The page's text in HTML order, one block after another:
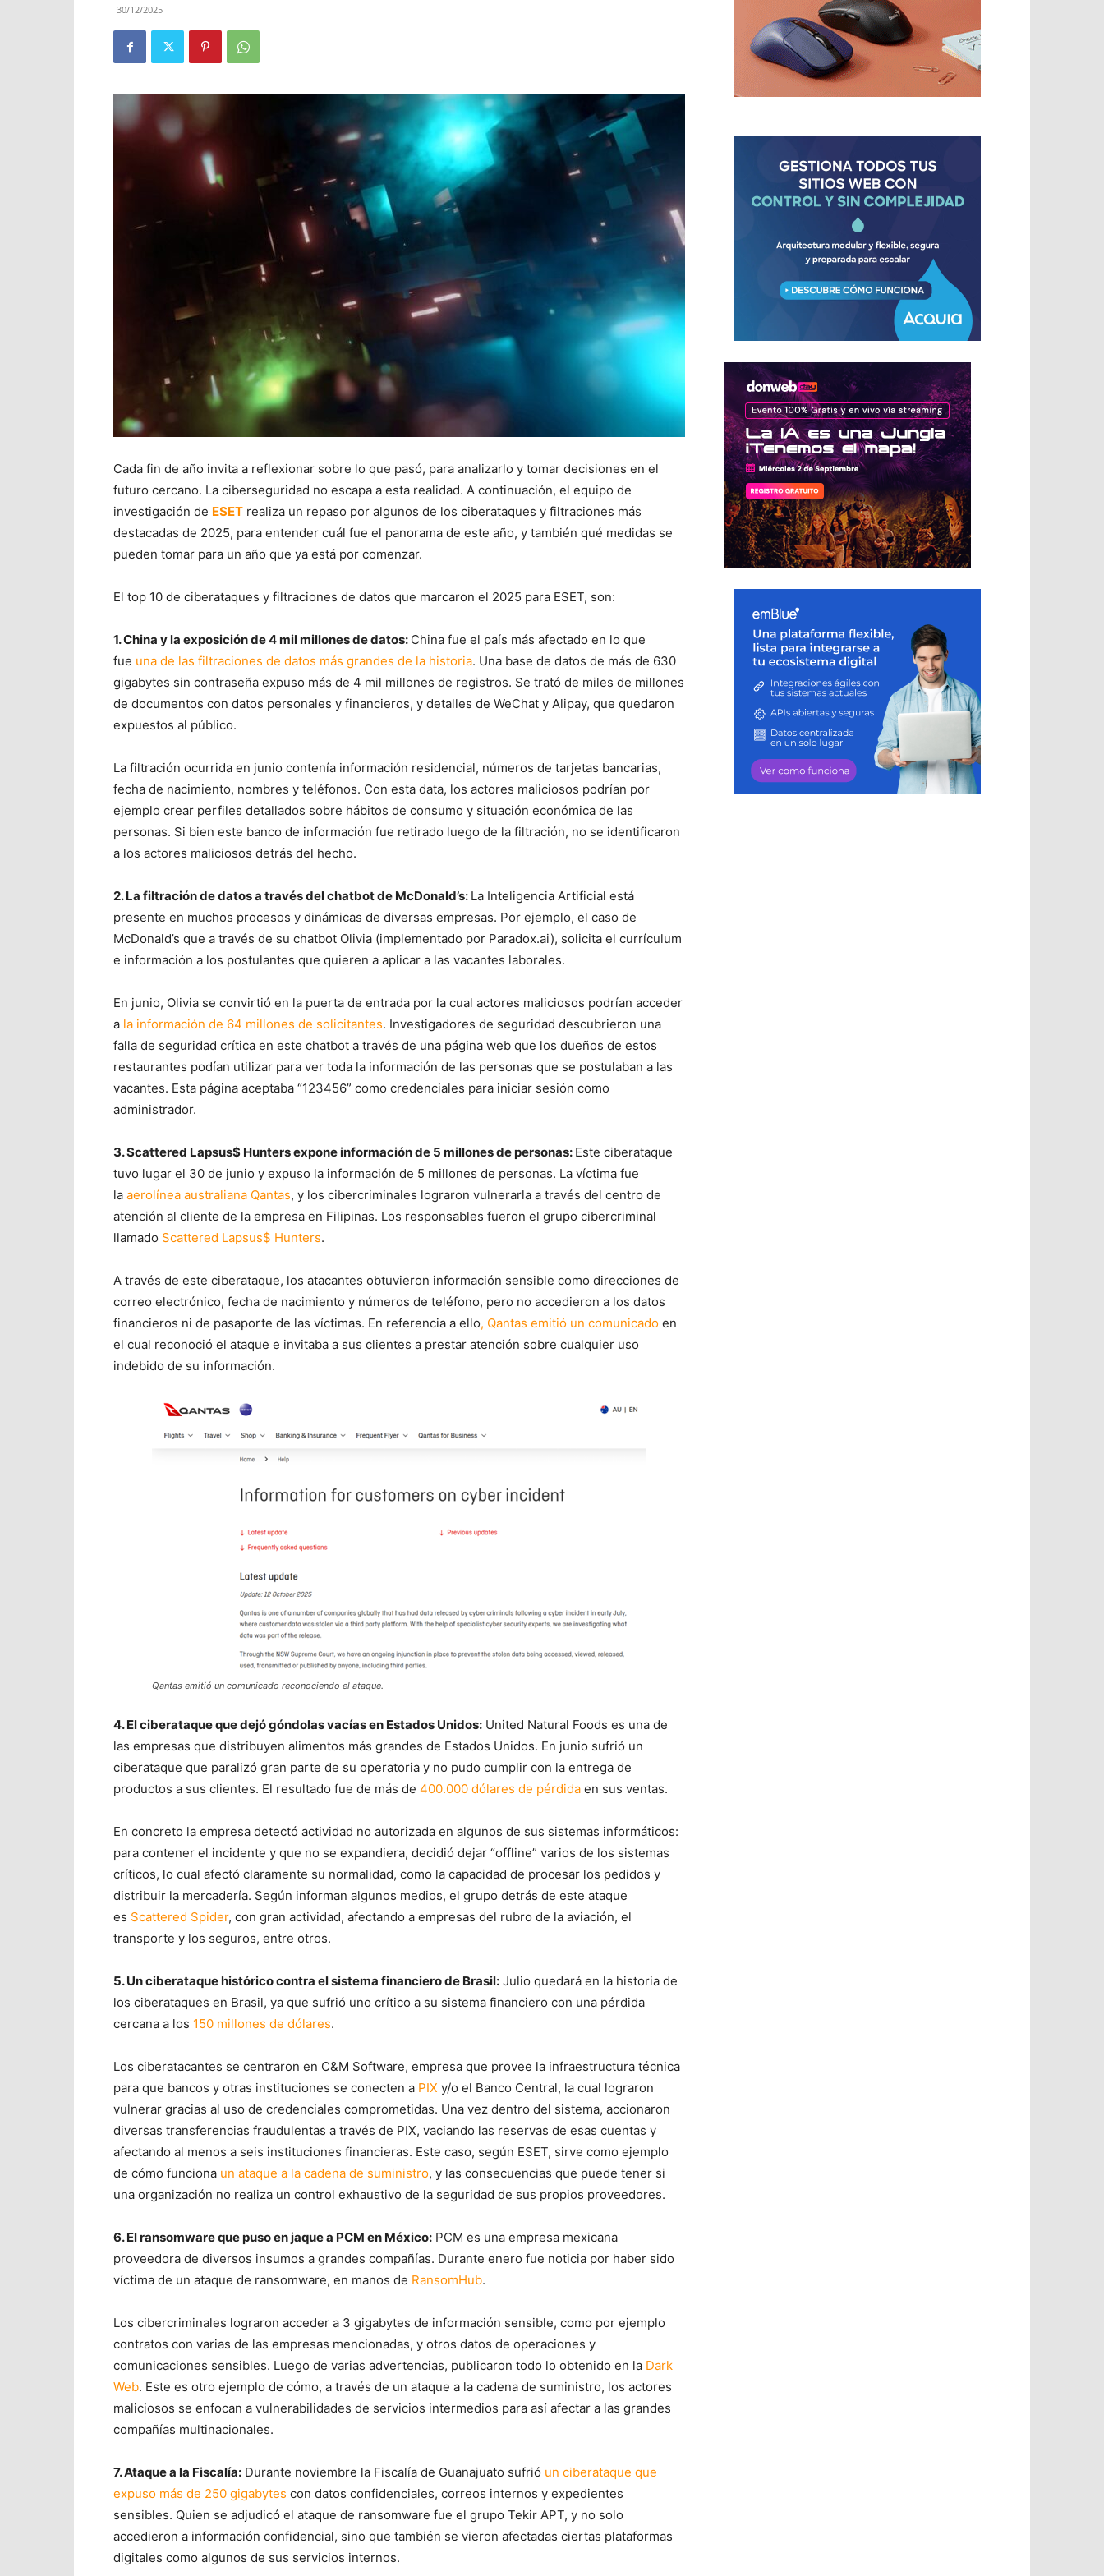
30/12/2025
Cada fin de año invita a reflexionar sobre lo que pasó, para analizarlo y tomar decisiones en el
futuro cercano. La ciberseguridad no escapa a esta realidad. A continuación, el equipo de
investigación de ESET realiza un repaso por algunos de los ciberataques y filtraciones más
destacadas de 2025, para entender cuál fue el panorama de este año, y también qué medidas se
pueden tomar para un año que ya está por comenzar.
El top 10 de ciberataques y filtraciones de datos que marcaron el 2025 para ESET, son:
1. China y la exposición de 4 mil millones de datos: China fue el país más afectado en lo que
fue una de las filtraciones de datos más grandes de la historia. Una base de datos de más de 630
gigabytes sin contraseña expuso más de 4 mil millones de registros. Se trató de miles de millones
de documentos con datos personales y financieros, y detalles de WeChat y Alipay, que quedaron
expuestos al público.
La filtración ocurrida en junio contenía información residencial, números de tarjetas bancarias,
fecha de nacimiento, nombres y teléfonos. Con esta data, los actores maliciosos podrían por
ejemplo crear perfiles detallados sobre hábitos de consumo y situación económica de las
personas. Si bien este banco de información fue retirado luego de la filtración, no se identificaron
a los actores maliciosos detrás del hecho.
2. La filtración de datos a través del chatbot de McDonald’s: La Inteligencia Artificial está
presente en muchos procesos y dinámicas de diversas empresas. Por ejemplo, el caso de
McDonald’s que a través de su chatbot Olivia (implementado por Paradox.ai), solicita el currículum
e información a los postulantes que quieren a aplicar a las vacantes laborales.
En junio, Olivia se convirtió en la puerta de entrada por la cual actores maliciosos podrían acceder
a la información de 64 millones de solicitantes. Investigadores de seguridad descubrieron una
falla de seguridad crítica en este chatbot a través de una página web que los dueños de estos
restaurantes podían utilizar para ver toda la información de las personas que se postulaban a las
vacantes. Esta página aceptaba “123456” como credenciales para iniciar sesión como
administrador.
3. Scattered Lapsus$ Hunters expone información de 5 millones de personas: Este ciberataque
tuvo lugar el 30 de junio y expuso la información de 5 millones de personas. La víctima fue
la aerolínea australiana Qantas, y los cibercriminales lograron vulnerarla a través del centro de
atención al cliente de la empresa en Filipinas. Los responsables fueron el grupo cibercriminal
llamado Scattered Lapsus$ Hunters.
A través de este ciberataque, los atacantes obtuvieron información sensible como direcciones de
correo electrónico, fecha de nacimiento y números de teléfono, pero no accedieron a los datos
financieros ni de pasaporte de las víctimas. En referencia a ello, Qantas emitió un comunicado en
el cual reconoció el ataque e invitaba a sus clientes a prestar atención sobre cualquier uso
indebido de su información.
Qantas emitió un comunicado reconociendo el ataque.
4. El ciberataque que dejó góndolas vacías en Estados Unidos: United Natural Foods es una de
las empresas que distribuyen alimentos más grandes de Estados Unidos. En junio sufrió un
ciberataque que paralizó gran parte de su operatoria y no pudo cumplir con la entrega de
productos a sus clientes. El resultado fue de más de 400.000 dólares de pérdida en sus ventas.
En concreto la empresa detectó actividad no autorizada en algunos de sus sistemas informáticos:
para contener el incidente y que no se expandiera, decidió dejar “offline” varios de los sistemas
críticos, lo cual afectó claramente su normalidad, como la capacidad de procesar los pedidos y
distribuir la mercadería. Según informan algunos medios, el grupo detrás de este ataque
es Scattered Spider, con gran actividad, afectando a empresas del rubro de la aviación, el
transporte y los seguros, entre otros.
5. Un ciberataque histórico contra el sistema financiero de Brasil: Julio quedará en la historia de
los ciberataques en Brasil, ya que sufrió uno crítico a su sistema financiero con una pérdida
cercana a los 150 millones de dólares.
Los ciberatacantes se centraron en C&M Software, empresa que provee la infraestructura técnica
para que bancos y otras instituciones se conecten a PIX y/o el Banco Central, la cual lograron
vulnerar gracias al uso de credenciales comprometidas. Una vez dentro del sistema, accionaron
diversas transferencias fraudulentas a través de PIX, vaciando las reservas de esas cuentas y
afectando al menos a seis instituciones financieras. Este caso, según ESET, sirve como ejemplo
de cómo funciona un ataque a la cadena de suministro, y las consecuencias que puede tener si
una organización no realiza un control exhaustivo de la seguridad de sus propios proveedores.
6. El ransomware que puso en jaque a PCM en México: PCM es una empresa mexicana
proveedora de diversos insumos a grandes compañías. Durante enero fue noticia por haber sido
víctima de un ataque de ransomware, en manos de RansomHub.
Los cibercriminales lograron acceder a 3 gigabytes de información sensible, como por ejemplo
contratos con varias de las empresas mencionadas, y otros datos de operaciones y
comunicaciones sensibles. Luego de varias advertencias, publicaron todo lo obtenido en la Dark
Web. Este es otro ejemplo de cómo, a través de un ataque a la cadena de suministro, los actores
maliciosos se enfocan a vulnerabilidades de servicios intermedios para así afectar a las grandes
compañías multinacionales.
7. Ataque a la Fiscalía: Durante noviembre la Fiscalía de Guanajuato sufrió un ciberataque que
expuso más de 250 gigabytes con datos confidenciales, correos internos y expedientes
sensibles. Quien se adjudicó el ataque de ransomware fue el grupo Tekir APT, y no solo
accedieron a información confidencial, sino que también se vieron afectadas ciertas plataformas
digitales como algunos de sus servicios internos.